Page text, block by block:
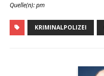
Quelle(n): pm
KRIMINALPOLIZEI